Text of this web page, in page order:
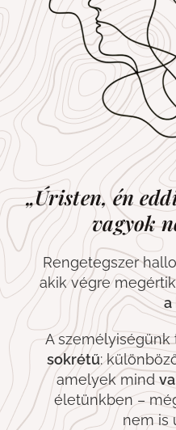
„Úristen, én
vagyok
Rengetegszer
akik végre
a
A
sokrétű:
amelyek mind
életünkben –
nem is